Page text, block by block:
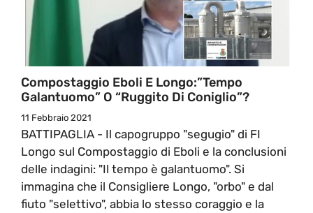
Compostaggio Eboli E Longo:”Tempo
Galantuomo” O “Ruggito Di Coniglio”?
11 Febbraio 2021
BATTIPAGLIA - Il capogruppo "segugio" di FI
Longo sul Compostaggio di Eboli e la conclusioni
delle indagini: "Il tempo è galantuomo". Si
immagina che il Consigliere Longo, "orbo" e dal
fiuto "selettivo", abbia lo stesso coraggio e la